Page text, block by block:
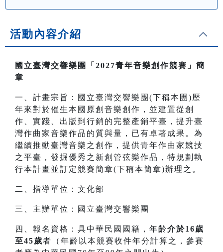
活動內容介紹
國立臺灣交響樂團「2027青年音樂創作競賽」簡
章
一、計畫宗旨：國立臺灣交響樂團(下稱本團)歷
年來對於催生本國原創音樂創作，並建置從創
作、實踐、出版到行銷的完整產銷平臺，提升臺
灣作曲家音樂作品的質與量，已有卓著成果。為
繼續推動臺灣音樂之創作，提供青年作曲家競技
之平臺，發掘優秀之新創管弦樂作品，特規劃執
行本計畫並訂定競賽簡章(下稱本簡章)辦理之。
二、指導單位：文化部
三、主辦單位：國立臺灣交響樂團
四、報名資格：具中華民國國籍，年齡介於16歲
至45歲者（年齡以本競賽收件年分計算之，參賽